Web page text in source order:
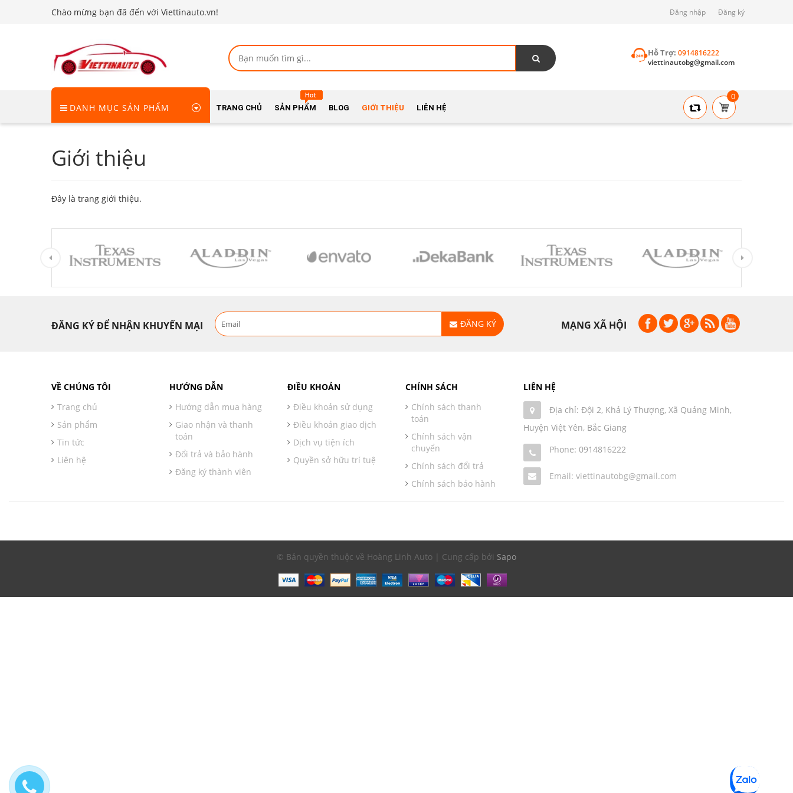
Chào mừng bạn đã đến với Viettinauto.vn! Đăng nhập Đăng ký
Hỗ Trợ:0914816222
viettinautobg@gmail.com
DANH MỤC SẢN PHẨM TRANG CHỦ SẢN PHẨM BLOG GIỚI THIỆU LIÊN HỆ
0
Giới thiệu
Đây là trang giới thiệu.
ĐĂNG KÝ ĐỂ NHẬN KHUYẾN MẠI ĐĂNG KÝ MẠNG XÃ HỘI
VỀ CHÚNG TÔI
Trang chủ
Sản phẩm
Tin tức
Liên hệ
HƯỚNG DẪN
Hướng dẫn mua hàng
Giao nhận và thanh
toán
Đổi trả và bảo hành
Đăng ký thành viên
ĐIỀU KHOẢN
Điều khoản sử dụng
Điều khoản giao dịch
Dịch vụ tiện ích
Quyền sở hữu trí tuệ
CHÍNH SÁCH
Chính sách thanh
toán
Chính sách vận
chuyển
Chính sách đổi trả
Chính sách bảo hành
LIÊN HỆ
Địa chỉ: Đội 2, Khả Lý Thượng, Xã Quảng Minh,
Huyện Việt Yên, Bắc Giang
Phone: 0914816222
Email: viettinautobg@gmail.com
© Bản quyền thuộc về Hoàng Linh Auto | Cung cấp bởi Sapo